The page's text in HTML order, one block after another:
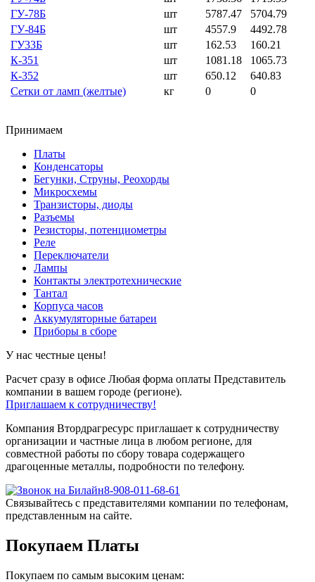
ГУ-78Б
шт 5787.47
5704.79
ГУ-84Б
шт 4557.9
4492.78
ГУ33Б
шт 162.53
160.21
К-351
шт 1081.18
1065.73
К-352
шт 650.12
640.83
Сетки от ламп (желтые)
кг 0 0
Принимаем
Платы
Конденсаторы
Бегунки, Струны, Реохорды
Микросхемы
Транзисторы, диоды
Разъемы
Резисторы, потенциометры
Реле
Переключатели
Лампы
Контакты электротехнические
Тантал
Корпуса часов
Аккумуляторные батареи
Приборы в сборе
У нас честные цены!
Расчет сразу в офисе Любая форма оплаты Представитель
компании в вашем городе (регионе).
Приглашаем к сотрудничеству!
Компания Втордрагресурс приглашает к сотрудничеству
организации и частные лица в любом регионе, для
совместной работы по сбору товара содержащего
драгоценные металлы, подробности по телефону.
8-908-011-68-61
Связывайтесь с представителями компании по телефонам,
представленным на сайте.
Покупаем Платы
Покупаем по самым высоким ценам: